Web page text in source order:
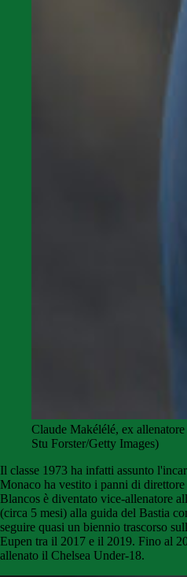
Claude Makélélé, ex
Stu Forster/Getty Images)
Il classe 1973 ha infatti assunto
Monaco ha vestito i panni di
Blancos è diventato vice-allenatore
(circa 5 mesi) alla guida del Bastia
seguire quasi un biennio trascorso
Eupen tra il 2017 e il 2019. Fino al
allenato il Chelsea Under-18.